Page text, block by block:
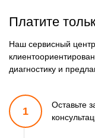
Платите
Наш сервисный
диагностику и
1
Оставьте